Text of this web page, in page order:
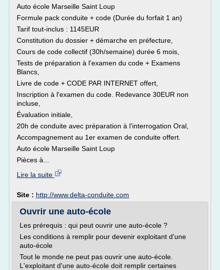
Auto école Marseille Saint Loup
Formule pack conduite + code (Durée du forfait 1 an)
Tarif tout-inclus : 1145EUR
Constitution du dossier + démarche en préfecture,
Cours de code collectif (30h/semaine) durée 6 mois,
Tests de préparation à l'examen du code + Examens
Blancs,
Livre de code + CODE PAR INTERNET offert,
Inscription à l'examen du code. Redevance 30EUR non
incluse,
Évaluation initiale,
20h de conduite avec préparation à l'interrogation Oral,
Accompagnement au 1er examen de conduite offert.
Auto école Marseille Saint Loup
Pièces à...
Lire la suite
Site : http://www.delta-conduite.com
Ouvrir une auto-école
Les prérequis : qui peut ouvrir une auto-école ?
Les conditions à remplir pour devenir exploitant d'une
auto-école
Tout le monde ne peut pas ouvrir une auto-école.
L'exploitant d'une auto-école doit remplir certaines